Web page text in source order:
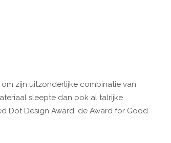
zijn uitzonderlijke combinatie van
sleepte dan ook al talrijke
Dot Design Award, de Award for Good